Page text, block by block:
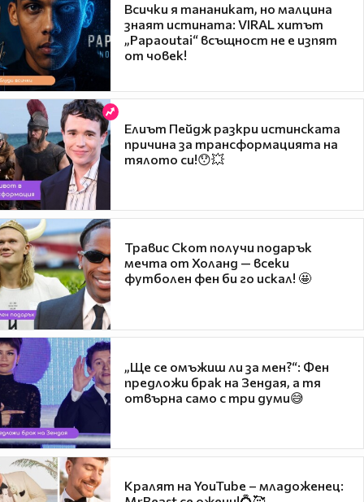
Всички я тананикат, но малцина
знаят истината: VIRAL хитът
„Papaoutai“ всъщност не е изпят
от човек!
Елиът Пейдж разкри истинската
причина за трансформацията на
тялото си!😯💥
Травис Скот получи подарък
мечта от Холанд — всеки
футболен фен би го искал! 🤩
„Ще се омъжиш ли за мен?“: Фен
предложи брак на Зендая, а тя
отвърна само с три думи😅
Кралят на YouTube – младоженец: